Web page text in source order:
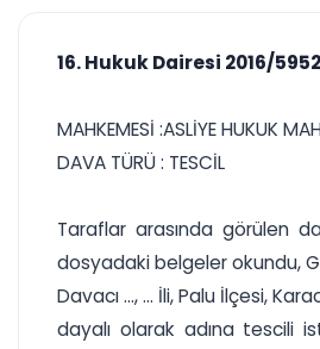
16. Hukuk Dairesi 2016/
MAHKEMESİ :ASLİYE HUKUK
DAVA TÜRÜ : TESCİL
Taraflar arasında görülen
dosyadaki belgeler okundu,
Davacı ..., ... İli, Palu İlçesi,
dayalı olarak adına tescili